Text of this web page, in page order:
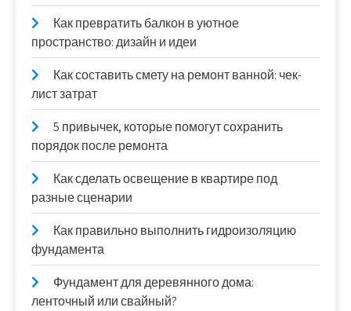
Как превратить балкон в уютное
пространство: дизайн и идеи
Как составить смету на ремонт ванной: чек-
лист затрат
5 привычек, которые помогут сохранить
порядок после ремонта
Как сделать освещение в квартире под
разные сценарии
Как правильно выполнить гидроизоляцию
фундамента
Фундамент для деревянного дома:
ленточный или свайный?